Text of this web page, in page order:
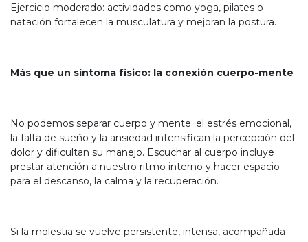
Ejercicio moderado: actividades como yoga, pilates o
natación fortalecen la musculatura y mejoran la postura.
Más que un síntoma físico: la conexión cuerpo-mente
No podemos separar cuerpo y mente: el estrés emocional,
la falta de sueño y la ansiedad intensifican la percepción del
dolor y dificultan su manejo. Escuchar al cuerpo incluye
prestar atención a nuestro ritmo interno y hacer espacio
para el descanso, la calma y la recuperación.
Si la molestia se vuelve persistente, intensa, acompañada